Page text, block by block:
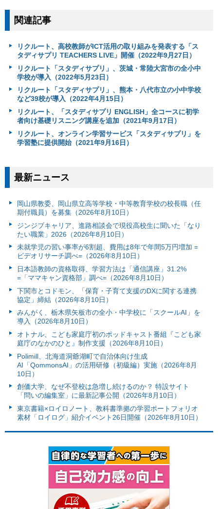
関連記事
リクルート、高校教師がICT活用の取り組みを発表する「ス
タディサプリ TEACHERS LIVE」開催（2022年9月27日）
リクルート「スタディサプリ」、茨城・常陸大宮市の全小中
学校が導入（2022年5月23日）
リクルート「スタディサプリ」、熊本・八代市立の小中学校
など39校が導入（2022年4月15日）
リクルート、「スタディサプリ ENGLISH」全コースに初学
者向け基礎リスニング講座を追加（2021年9月17日）
リクルート、オンライン学習サービス「スタディサプリ」を
学習塾に提供開始（2021年9月16日）
最新ニュース
岡山県教委、岡山県立高等学校・中等教育学校の校長職（任
期付職員）を募集（2026年8月10日）
ジンジブキャリア、進路相談会で現役高校生に聞いた「なり
たい職業」2026（2026年8月10日）
未就学児の習い事率が6割超、費用は8年で年間5万円増加 =
ビデオリサーチ調べ=（2026年8月10日）
日本語教師の資格取得、学習方法は「通信講座」31.2%
=「ママキャン資格部」調べ=（2026年8月10日）
下関市とコドモン、「保育・子育て支援のDXに関する連携
協定」締結（2026年8月10日）
みんがく、栃木県矢板市の全小・中学校に「スクールAI」を
導入（2026年8月10日）
オトナル、こども家庭庁初のポッドキャスト番組『こども家
庭庁のなかのひと』制作支援（2026年8月10日）
Polimill、北海道洞爺湖町で自治体向け生成
AI「QommonsAI」の活用研修（初級編）実施（2026年8月
10日）
創価大学、なぜ不登校は急増し続けるのか？ 特設サイト
「問いの編集室」に最新記事公開（2026年8月10日）
東京書籍×ロイロノート、教科書準拠の学習ポートフォリオ
素材「ロイログ」紹介イベント26日開催（2026年8月10日）